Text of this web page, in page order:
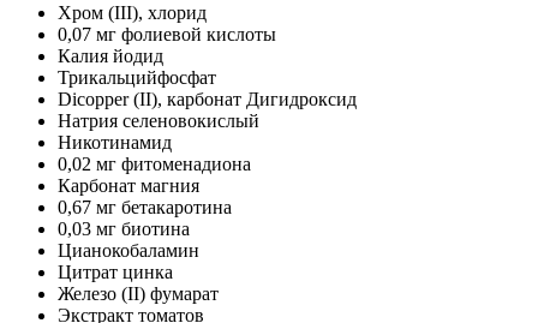
Хром (III), хлорид
0,07 мг фолиевой кислоты
Калия йодид
Трикальцийфосфат
Dicopper (II), карбонат Дигидроксид
Натрия селеновокислый
Никотинамид
0,02 мг фитоменадиона
Карбонат магния
0,67 мг бетакаротина
0,03 мг биотина
Цианокобаламин
Цитрат цинка
Железо (II) фумарат
Экстракт томатов